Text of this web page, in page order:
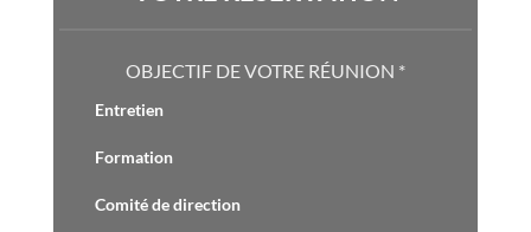
OBJECTIF DE VOTRE RÉUNION *
Entretien
Formation
Comité de direction